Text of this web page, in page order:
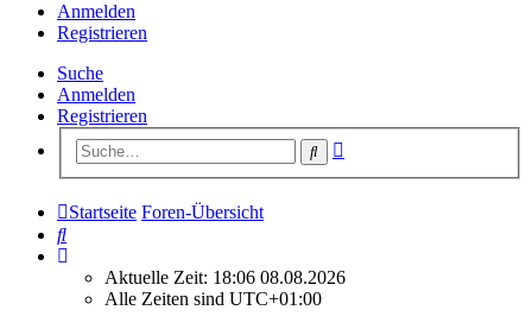
Anmelden
Registrieren
Suche
Anmelden
Registrieren
Suche
Startseite Foren-Übersicht
Suche
Aktuelle Zeit: 18:06 08.08.2026
Alle Zeiten sind UTC+01:00